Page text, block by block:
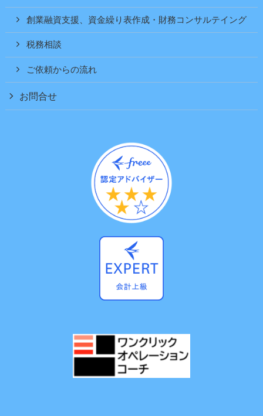
創業融資支援、資金繰り表作成・財務コンサルテイング
税務相談
ご依頼からの流れ
お問合せ